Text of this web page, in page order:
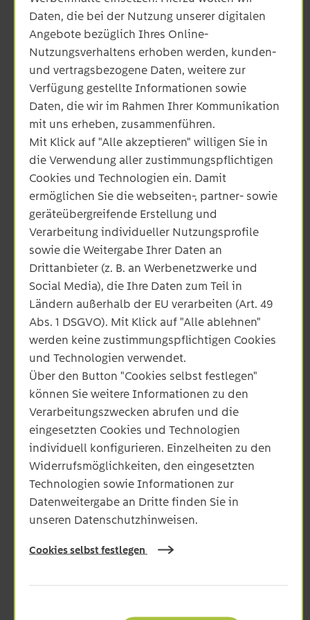
Veräußerungsform
EEG Vergütung:Einspeisevergütung nach
Erneuerbare-Energien-Gesetz (EEG) bei
Einspeisung in das öffentliche Stromnetz
mit einem festgelegten Betrag pro
Direktvermarktung:direkter Verkauf von
Strom aus erneuerbaren Energiequellen an
der Strombörse über einen
Direktvermarkter mit der Gewährleistung
einer Fernsteuerbarkeit. Mit dem
Erneuerbaren-Energien-Gesetz (EEG) 2014
verpflichtend ab einer installierten
Leistung von 100 kW.
Unentgeltliche Abnahme:Verzicht auf
Einspeisevergütung und keine
Vermarktung über einen Direktvermarkter.
Anmerkung
Datenschutz
Ich habe die Datenschutzbestimmungen zur Kenntnis
Daten, die bei der Nutzung unserer digitalen
Angebote bezüglich Ihres Online-
Nutzungsverhaltens erhoben werden, kunden-
und vertragsbezogene Daten, weitere zur
Verfügung gestellte Informationen sowie
Daten, die wir im Rahmen Ihrer Kommunikation
mit uns erheben, zusammenführen.
Mit Klick auf "Alle akzeptieren" willigen Sie in
die Verwendung aller zustimmungspflichtigen
Cookies und Technologien ein. Damit
ermöglichen Sie die webseiten-, partner- sowie
geräteübergreifende Erstellung und
Verarbeitung individueller Nutzungsprofile
sowie die Weitergabe Ihrer Daten an
Drittanbieter (z. B. an Werbenetzwerke und
Social Media), die Ihre Daten zum Teil in
Ländern außerhalb der EU verarbeiten (Art. 49
Abs. 1 DSGVO). Mit Klick auf "Alle ablehnen"
werden keine zustimmungspflichtigen Cookies
und Technologien verwendet.
Über den Button "Cookies selbst festlegen"
können Sie weitere Informationen zu den
Verarbeitungszwecken abrufen und die
eingesetzten Cookies und Technologien
individuell konfigurieren. Einzelheiten zu den
Widerrufsmöglichkeiten, den eingesetzten
Technologien sowie Informationen zur
Datenweitergabe an Dritte finden Sie in
unseren Datenschutzhinweisen.
Cookies selbst festlegen